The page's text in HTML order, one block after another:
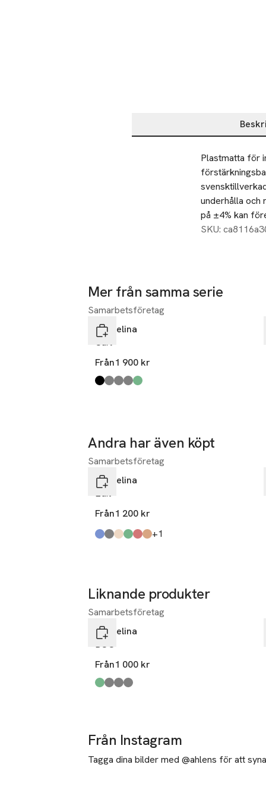
Beskrivning
Plastmatta för
underhålla och
på ±4% kan
SKU:
Mer från samma serie
Hoppa över bildspelet
Samarbetsföretag
Pappelina
Carl
Från1 900 kr
Produkten finns i färgerna:
black,
warm grey,
linen,
granit,
sage,
Andra har även köpt
Hoppa över bildspelet
Samarbetsföretag
Pappelina
Edit
Från1 200 kr
Produkten finns i färgerna:
dove blue,
linen,
beige,
army,
brick,
mud, +1
Liknande produkter
Hoppa över bildspelet
Samarbetsföretag
Pappelina
BOO
Från1 000 kr
Produkten finns i färgerna:
dark olive
linen,
charcoal,
dark linen
Från Instagram
Tagga dina bilder med @ahlens för att